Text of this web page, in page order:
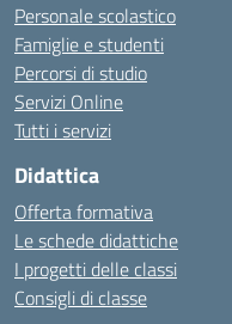
Personale scolastico
Famiglie e studenti
Percorsi di studio
Servizi Online
Tutti i servizi
Didattica
Offerta formativa
Le schede didattiche
I progetti delle classi
Consigli di classe